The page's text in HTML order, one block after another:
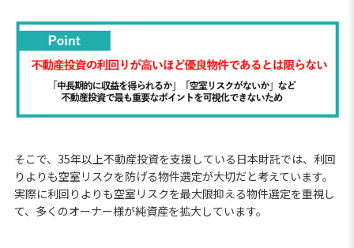
そこで、35年以上不動産投資を支援している日本財託では、利回
りよりも空室リスクを防げる物件選定が大切だと考えています。
実際に利回りよりも空室リスクを最大限抑える物件選定を重視し
て、多くのオーナー様が純資産を拡大しています。